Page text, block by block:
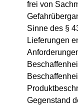
frei von
Sinne des §
Lieferungen
Gegenstand